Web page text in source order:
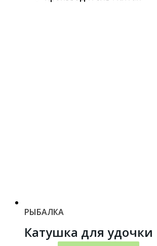
РЫБАЛКА
Катушка для удочки